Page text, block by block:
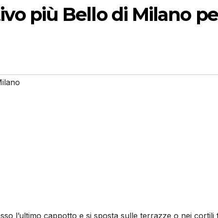
più Bello di Milano
l’ultimo cappotto e si sposta sulle terrazze o nei cortili